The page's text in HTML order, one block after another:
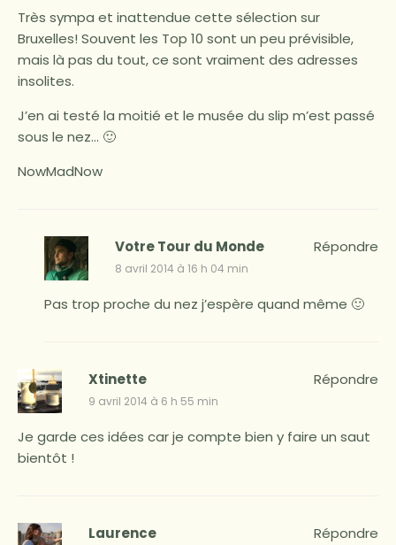
Très sympa et inattendue cette sélection sur
Bruxelles! Souvent les Top 10 sont un peu prévisible,
mais là pas du tout, ce sont vraiment des adresses
insolites.
J’en ai testé la moitié et le musée du slip m’est passé
sous le nez… 🙂
NowMadNow
Votre Tour du Monde
8 avril 2014 à 16 h 04 min
Pas trop proche du nez j’espère quand même 🙂
Répondre
Xtinette
9 avril 2014 à 6 h 55 min
Je garde ces idées car je compte bien y faire un saut
bientôt !
Répondre
Laurence Répondre